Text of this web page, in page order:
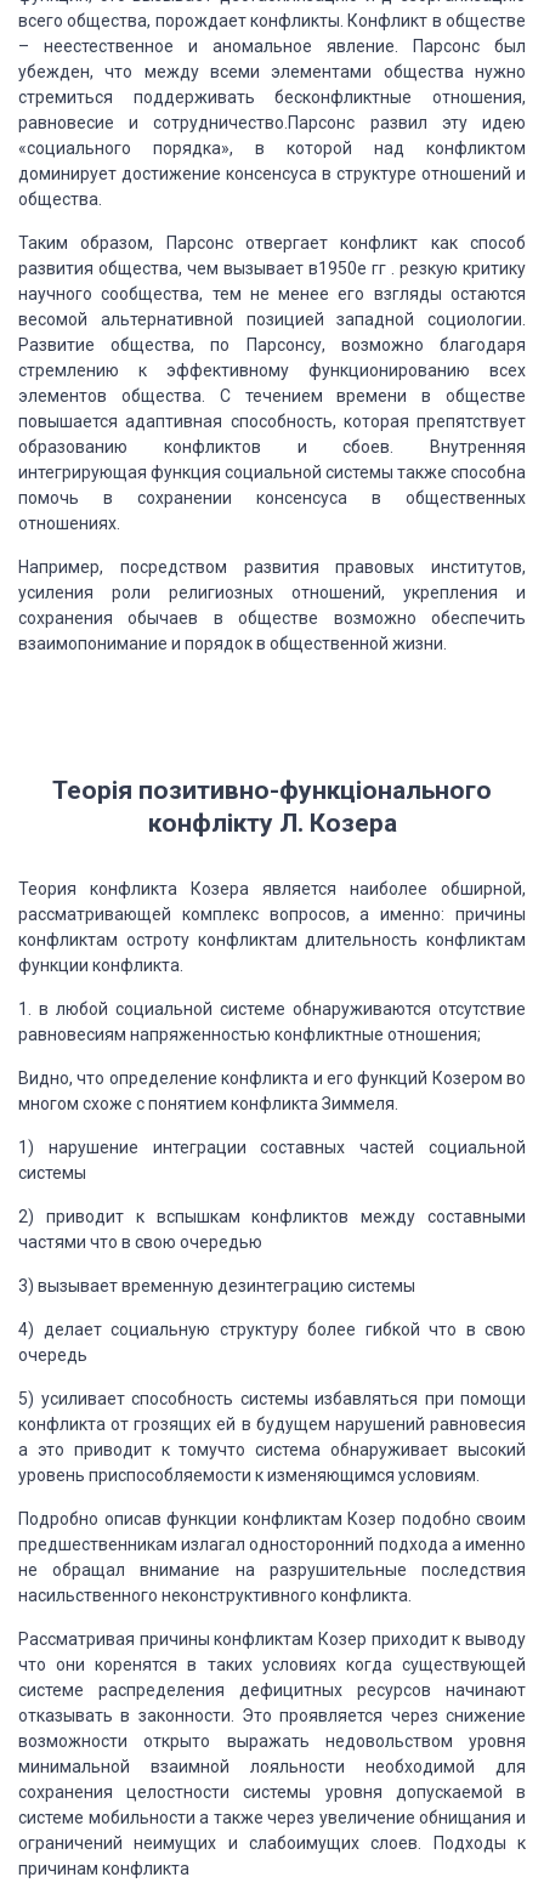
всего общества, порождает конфликты. Конфликт в обществе
– неестественное и аномальное явление. Парсонс был
убежден, что между всеми элементами общества нужно
стремиться поддерживать бесконфликтные отношения,
равновесие и сотрудничество.Парсонс развил эту идею
«социального порядка», в которой над конфликтом
доминирует достижение консенсуса в структуре отношений и
общества.
Таким образом, Парсонс отвергает конфликт как способ
развития общества, чем вызывает в1950е гг . резкую критику
научного сообщества, тем не менее его взгляды остаются
весомой альтернативной позицией западной социологии.
Развитие общества, по Парсонсу, возможно благодаря
стремлению к эффективному функционированию всех
элементов общества. С течением времени в обществе
повышается адаптивная способность, которая препятствует
образованию конфликтов и сбоев. Внутренняя
интегрирующая функция социальной системы также способна
помочь в сохранении консенсуса в общественных
отношениях.
Например, посредством развития правовых институтов,
усиления роли религиозных отношений, укрепления и
сохранения обычаев в обществе возможно обеспечить
взаимопонимание и порядок в общественной жизни.
Теорія позитивно-функціонального
конфлікту Л. Козера
Теория конфликта Козера является наиболее обширной,
рассматривающей комплексвопросов, а именно: причины
конфликтам остроту конфликтам длительность конфликтам
функции конфликта.
1. в любой социальной системе обнаруживаются отсутствие
равновесиям напряженностью конфликтные отношения;
Видно, что определение конфликта и его функций Козером во
многом схоже спонятием конфликта Зиммеля.
1) нарушение интеграции составных частей социальной
системы
2) приводит к вспышкам конфликтов между составными
частями что в свою очередью
3) вызывает временную дезинтеграцию системы
4) делает социальную структуру более гибкой что в свою
очередь
5) усиливает способность системы избавляться при помощи
конфликта от грозящих ей в будущем нарушений равновесия
а это приводит к томучто система обнаруживает высокий
уровень приспособляемости к изменяющимся условиям.
Подробно описав функции конфликтам Козер подобно своим
предшественникам излагал односторонний подхода а именно
не обращал внимание на разрушительные последствия
насильственного неконструктивного конфликта.
Рассматривая причины конфликтам Козер приходит к выводу
что они коренятся в таких условиях когда существующей
системе распределения дефицитных ресурсов начинают
отказывать в законности. Это проявляется через снижение
возможности открыто выражать недовольством уровня
минимальной взаимной лояльности необходимой для
сохранения целостности системы уровня допускаемой в
системе мобильности а также через увеличение обнищания и
ограничений неимущих и слабоимущих слоев. Подходы к
причинам конфликта